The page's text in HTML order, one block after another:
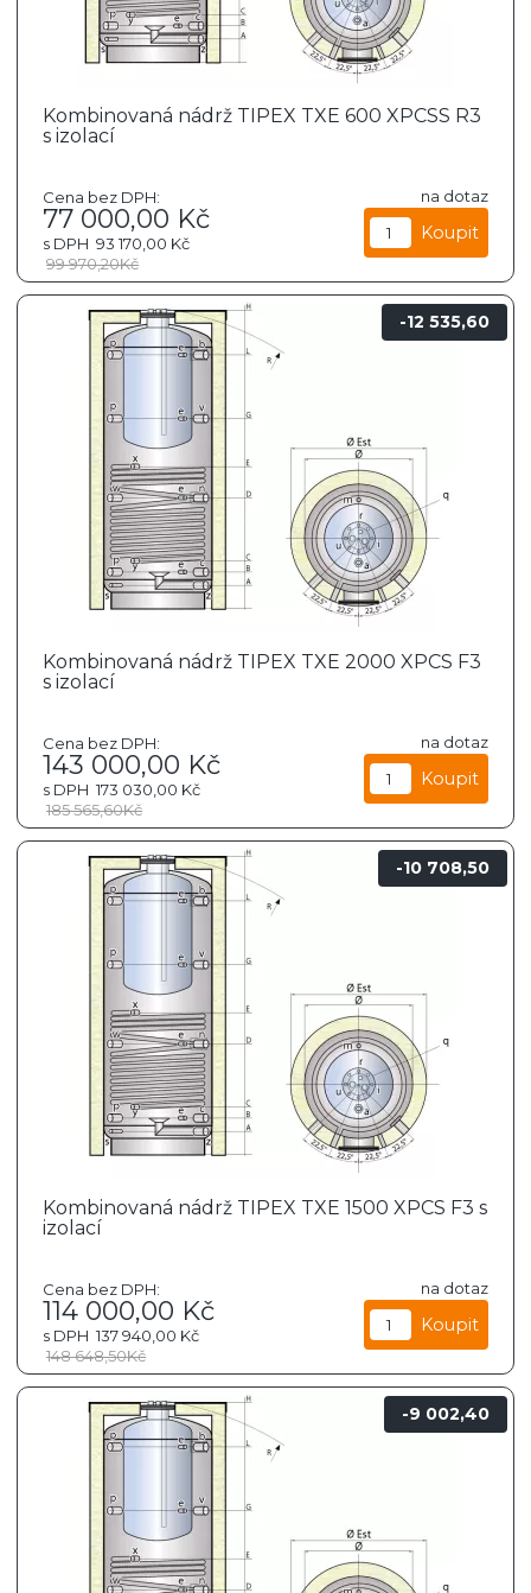
Kombinovaná nádrž TIPEX TXE 600 XPCSS R3
s izolací
na dotaz
Cena bez DPH:
77 000,00 Kč
s DPH 93 170,00 Kč
99 970,20Kč
Kombinovaná nádrž TIPEX TXE 2000 XPCS F3
s izolací
na dotaz
Cena bez DPH:
143 000,00 Kč
s DPH 173 030,00 Kč
12 535,60
185 565,60Kč
Kombinovaná nádrž TIPEX TXE 1500 XPCS F3 s
izolací
na dotaz
Cena bez DPH:
114 000,00 Kč
s DPH 137 940,00 Kč
10 708,50
148 648,50Kč
9 002,40